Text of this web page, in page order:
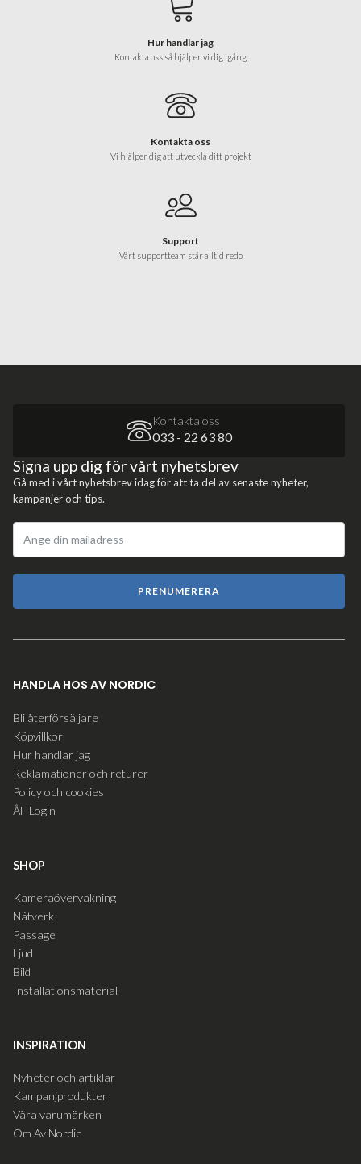
Hur handlar jag
Kontakta oss så hjälper vi dig igång
Kontakta oss
Vi hjälper dig att utveckla ditt projekt
Support
Vårt supportteam står alltid redo
Kontakta oss
033 - 22 63 80
Signa upp dig för vårt nyhetsbrev
Gå med i vårt nyhetsbrev idag för att ta del av senaste nyheter,
kampanjer och tips.
PRENUMERERA
HANDLA HOS AV NORDIC
Bli återförsäljare
Köpvillkor
Hur handlar jag
Reklamationer och returer
Policy och cookies
ÅF Login
SHOP
Kameraövervakning
Nätverk
Passage
Ljud
Bild
Installationsmaterial
INSPIRATION
Nyheter och artiklar
Kampanjprodukter
Våra varumärken
Om Av Nordic